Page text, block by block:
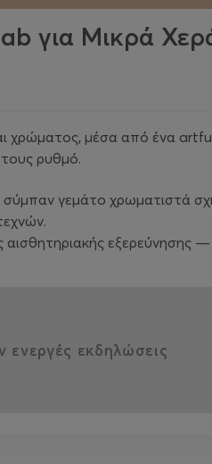
για Μικρά
χρώματος, μέσα από ένα
ρυθμό.
γεμάτο χρωματιστά
εξερεύνησης
ενεργές εκδηλώσεις